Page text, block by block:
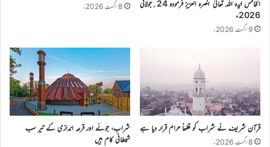
الخامس ایّدہ اللہ تعالیٰ بنصرہ العزیز فرمودہ 24؍جولائی
2026ء
9 اگست 2026ء
8 اگست 2026ء
قرآن شریف نے شراب کو قطعاً حرام قرار دیا ہے
8 اگست 2026ء
شراب، جوئے اور قرعہ اندازی کے تیر سب
شیطانی کام ہیں